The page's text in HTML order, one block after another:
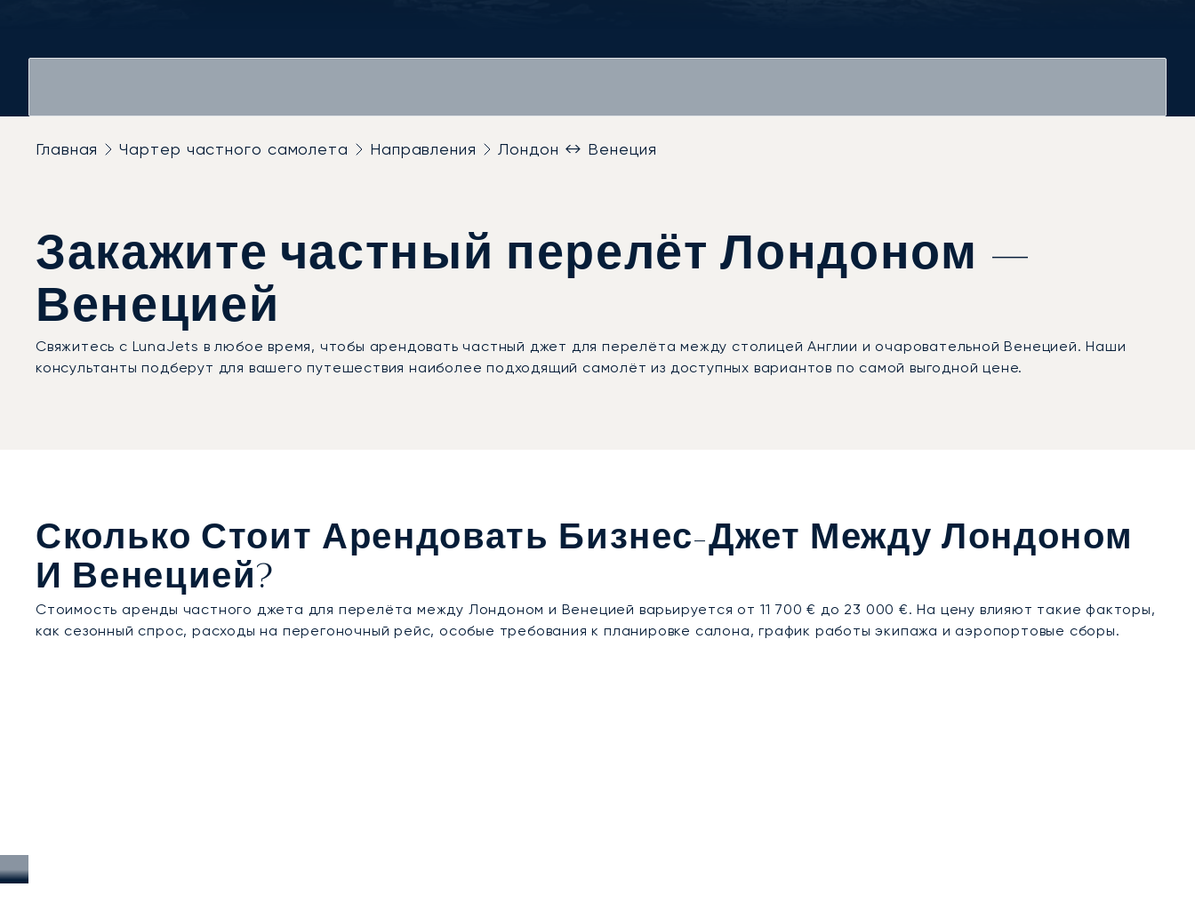
Главная Чартер частного самолета Направления Лондон ↔ Венеция
Закажите частный перелёт Лондоном —
Венецией
Свяжитесь с LunaJets в любое время, чтобы арендовать частный джет для перелёта между столицей Англии и очаровательной Венецией. Наши
консультанты подберут для вашего путешествия наиболее подходящий самолёт из доступных вариантов по самой выгодной цене.
Сколько Стоит Арендовать Бизнес-Джет Между Лондоном
И Венецией?
Стоимость аренды частного джета для перелёта между Лондоном и Венецией варьируется от 11 700 € до 23 000 €. На цену влияют такие факторы,
как сезонный спрос, расходы на перегоночный рейс, особые требования к планировке салона, график работы экипажа и аэропортовые сборы.